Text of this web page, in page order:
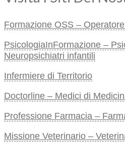
Formazione OSS –
PsicologiaInFormazione –
Neuropsichiatri infantili
Infermiere di Territorio
Doctorline – Medici di
Professione Farmacia –
Missione Veterinario –